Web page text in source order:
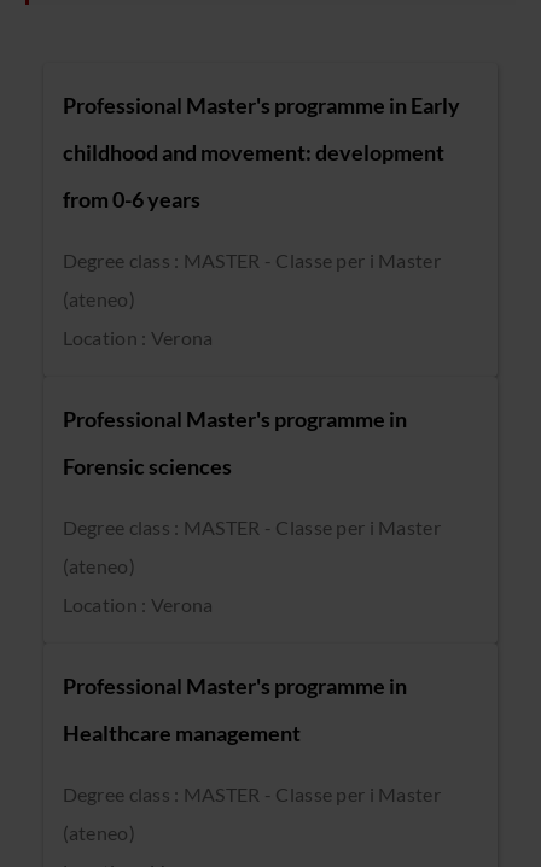
Professional Master's programme in Early
childhood and movement: development
from 0-6 years
Degree class : MASTER - Classe per i Master
(ateneo)
Location : Verona
Professional Master's programme in
Forensic sciences
Degree class : MASTER - Classe per i Master
(ateneo)
Location : Verona
Professional Master's programme in
Healthcare management
Degree class : MASTER - Classe per i Master
(ateneo)